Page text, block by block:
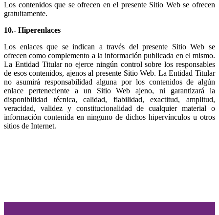
Los contenidos que se ofrecen en el presente Sitio Web se ofrecen
gratuitamente.
10.- Hiperenlaces
Los enlaces que se indican a través del presente Sitio Web se
ofrecen como complemento a la información publicada en el mismo.
La Entidad Titular no ejerce ningún control sobre los responsables
de esos contenidos, ajenos al presente Sitio Web. La Entidad Titular
no asumirá responsabilidad alguna por los contenidos de algún
enlace perteneciente a un Sitio Web ajeno, ni garantizará la
disponibilidad técnica, calidad, fiabilidad, exactitud, amplitud,
veracidad, validez y constitucionalidad de cualquier material o
información contenida en ninguno de dichos hipervínculos u otros
sitios de Internet.